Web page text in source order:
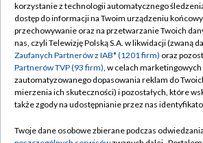
TVP
Abonament TVP
Emisja w TVP
Centrum informacji TVP
Naziemna Telewizja Cyfrowa
Regulamin TVP
Polityka
Moje zgody
Pomoc
korzystanie z technologii automatycznego
dostęp do informacji na Twoim urządzeniu
przechowywanie oraz na przetwarzanie Twoich
nas, czyli Telewizję Polską S.A. w likwidacji (zwaną
Zaufanych Partnerów z IAB* (1201 firm) oraz
Partnerów TVP (93 firm), w celach
zautomatyzowanego dopasowania reklam do
mierzenia ich skuteczności) i pozostałych, które
także zgody na udostępnianie przez nas
Twoje dane osobowe zbierane podczas